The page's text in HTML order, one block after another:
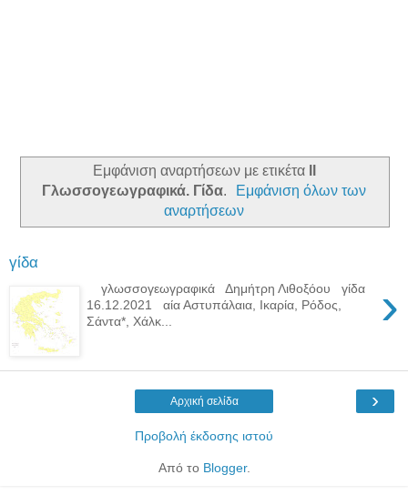
Εμφάνιση αναρτήσεων με ετικέτα
Γλωσσογεωγραφικά. Γίδα.
Εμφάνιση όλων των
αναρτήσεων
γίδα
›
γλωσσογεωγραφικά Δημήτρη Λιθοξόου γίδα
16.12.2021 αία Αστυπάλαια, Ικαρία, Ρόδος,
Σάντα*, Χάλκ...
›
Αρχική σελίδα
Προβολή έκδοσης ιστού
Από το Blogger.